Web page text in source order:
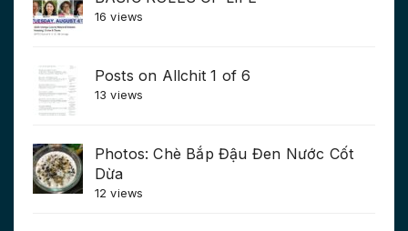
16 views
Posts on Allchit 1 of 6
13 views
Photos: Chè Bắp Đậu Đen Nước Cốt
Dừa
12 views